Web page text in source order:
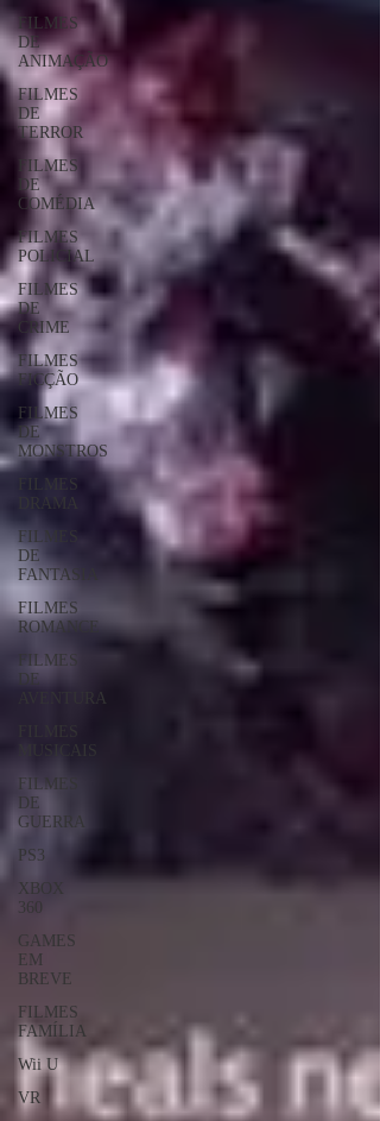
FILMES
DE
ANIMAÇÃO
FILMES
DE
TERROR
FILMES
DE
COMÉDIA
FILMES
POLICIAL
FILMES
DE
CRIME
FILMES
FICÇÃO
FILMES
DE
MONSTROS
FILMES
DRAMA
FILMES
DE
FANTASIA
FILMES
ROMANCE
FILMES
DE
AVENTURA
MUSICAIS
FILMES
DE
GUERRA
PS3
XBOX
360
GAMES
EM
BREVE
FILMES
FAMÍLIA
Wii U
VR